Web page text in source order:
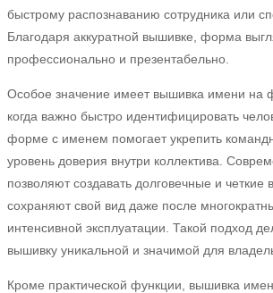
быстрому распознаванию сотрудника или
Благодаря аккуратной вышивке, форма
профессионально и презентабельно.
Особое значение имеет вышивка имени на
когда важно быстро идентифицировать
форме с именем помогает укрепить
уровень доверия внутри коллектива.
позволяют создавать долговечные и четкие
сохраняют свой вид даже после
интенсивной эксплуатации. Такой подход
вышивку уникальной и значимой для
Кроме практической функции, вышивка